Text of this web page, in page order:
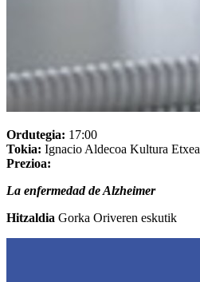
Ordutegia: 17:00
Tokia: Ignacio Aldecoa Kultura Etxea
Prezioa:
La enfermedad de Alzheimer
Hitzaldia Gorka Oriveren eskutik